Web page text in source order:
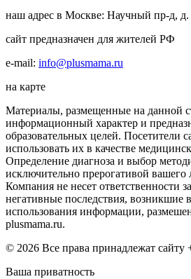
наш адрес в Москве: Научный пр-д, д.
сайт предназначен для жителей РФ
e-mail: info@plusmama.ru
на карте
Материалы, размещенные на данной
информационный характер и
образовательных целей. Посетители
использовать их в качестве
Определение диагноза и выбор
исключительно прерогативой вашего
Компания не несет ответственности
негативные последствия, возникшие в
использования информации,
plusmama.ru.
© 2026 Все права принадлежат
Ваша приватность